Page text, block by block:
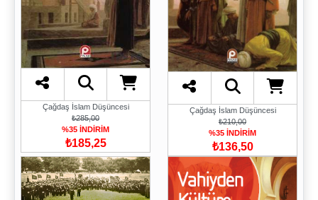
Çağdaş İslam Düşüncesi
₺285,00
%35 İNDİRİM
₺185,25
Çağdaş İslam Düşüncesi
₺210,00
%35 İNDİRİM
₺136,50